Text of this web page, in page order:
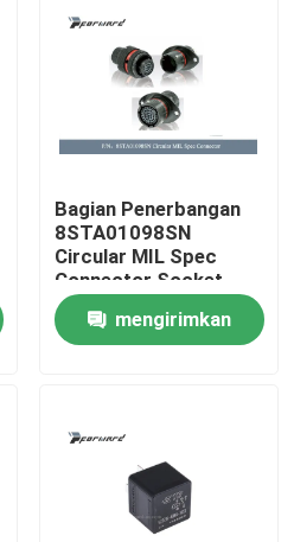
Bagian Penerbangan
8STA01098SN
Circular MIL Spec
Connector Socket
(Wanita)
mengirimkan